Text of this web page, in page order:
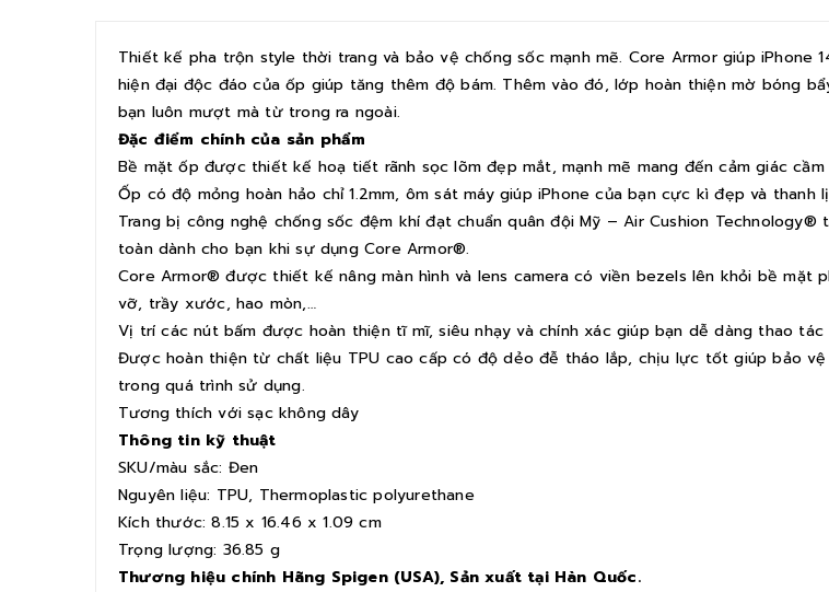
Thiết kế pha trộn style thời trang và bảo vệ chống sốc mạnh mẽ. Core Armor giúp iPhone
hiện đại độc đáo của ốp giúp tăng thêm độ bám. Thêm vào đó, lớp hoàn thiện mờ bóng
bạn luôn mượt mà từ trong ra ngoài.
Đặc điểm chính của sản phẩm
Bề mặt ốp được thiết kế hoạ tiết rãnh sọc lõm đẹp mắt, mạnh mẽ mang đến cảm giác
Ốp có độ mỏng hoàn hảo chỉ 1.2mm, ôm sát máy giúp iPhone của bạn cực kì đẹp và thanh
Trang bị công nghệ chống sốc đệm khí đạt chuẩn quân đội Mỹ – Air Cushion
toàn dành cho bạn khi sự dụng Core Armor®.
Core Armor® được thiết kế nâng màn hình và lens camera có viền bezels lên khỏi bề mặt
vỡ, trầy xước, hao mòn,…
Vị trí các nút bấm được hoàn thiện tĩ mĩ, siêu nhạy và chính xác giúp bạn dễ dàng thao tác
Được hoàn thiện từ chất liệu TPU cao cấp có độ dẻo đễ tháo lắp, chịu lực tốt giúp bảo
trong quá trình sử dụng.
Tương thích với sạc không dây
Thông tin kỹ thuật
SKU/màu sắc: Đen
Nguyên liệu: TPU, Thermoplastic polyurethane
Kích thước: 8.15 x 16.46 x 1.09 cm
Trọng lượng: 36.85 g
Thương hiệu chính Hãng Spigen (USA), Sản xuất tại Hàn Quốc.